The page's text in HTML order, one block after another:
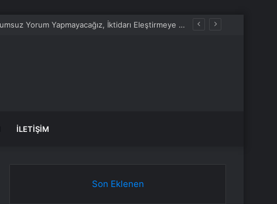
Kılıçdaroğlu’ndan Yeni Partiye İlişkin İlk Değerlendirme: “Ayrılanlar Hakkında Olumsuz Yorum Yapmayacağız, İktidarı Eleştirmeye Devam Edeceğiz”
İLETIŞIM
Son Eklenen